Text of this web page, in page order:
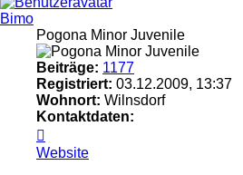
Bimo
Pogona Minor Juvenile
Beiträge: 1177
Registriert: 03.12.2009, 13:37
Wohnort: Wilnsdorf
Kontaktdaten:
von
Bimo
Website